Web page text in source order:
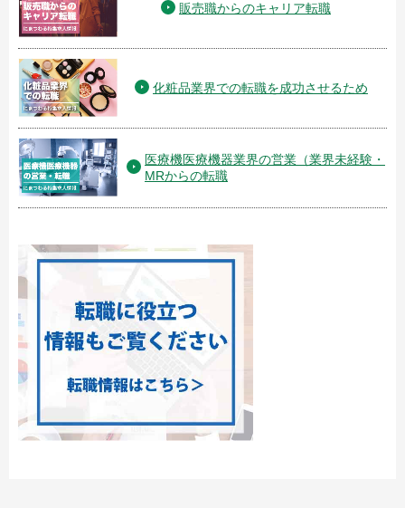
販売職からのキャリア転職
化粧品業界での転職を成功させるため
医療機医療機器業界の営業（業界未経験・
MRからの転職